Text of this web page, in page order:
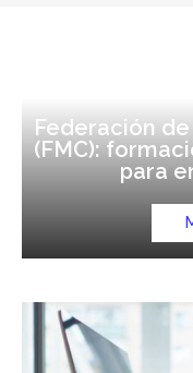
Federación
(FMC):
para